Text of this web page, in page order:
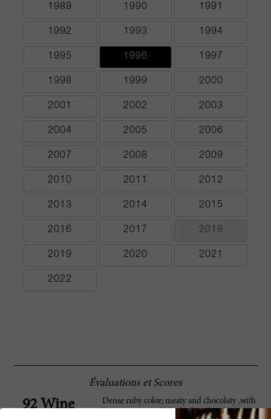
1989 1990 1991
1992 1993 1994
1995 1996 1997
1998 1999 2000
2001 2002 2003
2004 2005 2006
2007 2008 2009
2010 2011 2012
2013 2014 2015
2016 2017 2018
2019 2020 2021
2022
Évaluations et Scores
92 Wine
Dense ruby color; meaty and chocolaty ,with
berry aromas. Full-bodied, with soft tannins